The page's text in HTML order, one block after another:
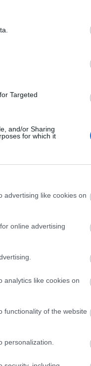
Targeted
and/or Sharing
for which it
advertising like cookies on
online advertising
analytics like cookies on
functionality of the website
personalization.
közösségi
oldalak